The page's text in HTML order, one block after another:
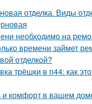
отделка. Виды
необходимо на
времени займет
отделкой?
трёшки в п44: как
и комфорт в вашем